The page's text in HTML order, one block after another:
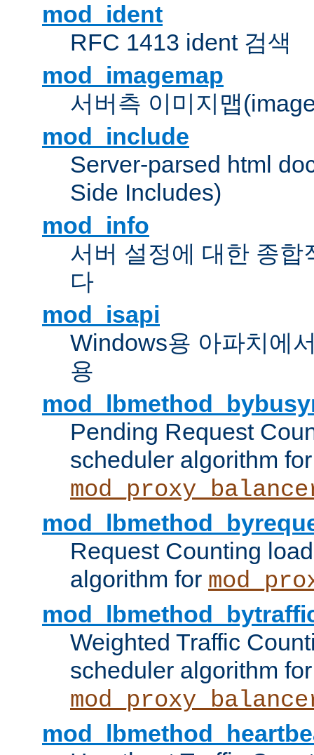
mod_ident
RFC 1413 ident 검색
mod_imagemap
서버측 이미지맵
mod_include
Server-parsed html
Side Includes)
mod_info
서버 설정에 대한 종합
다
mod_isapi
Windows용 아파치에
용
Pending Request
scheduler algorithm for
Request Counting
algorithm for
Weighted Traffic
scheduler algorithm for